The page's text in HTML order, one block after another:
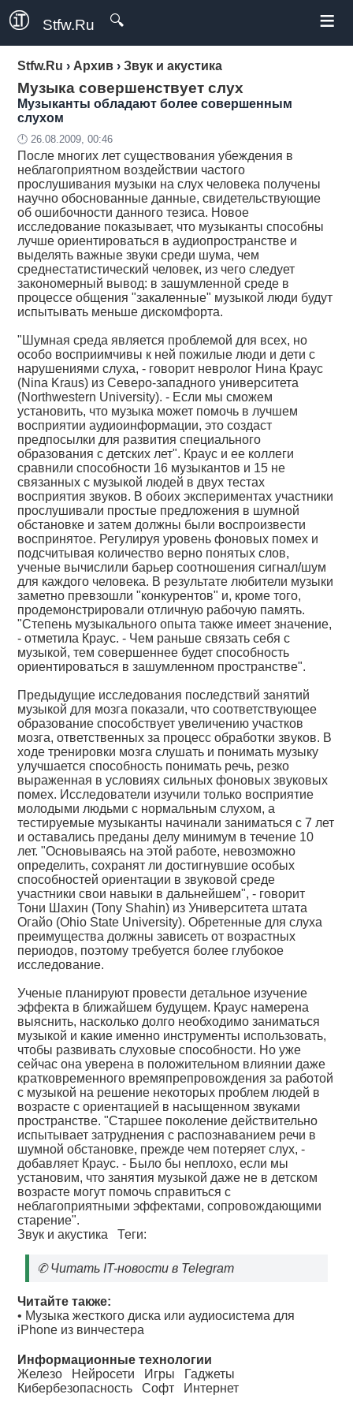
Stfw.Ru 🔍 ≡
Stfw.Ru › Архив ›Звук и акустика
Музыка совершенствует слух
Музыканты обладают более совершенным
слухом
🕛 26.08.2009, 00:46
После многих лет существования убеждения в
неблагоприятном воздействии частого
прослушивания музыки на слух человека получены
научно обоснованные данные, свидетельствующие
об ошибочности данного тезиса. Новое
исследование показывает, что музыканты способны
лучше ориентироваться в аудиопространстве и
выделять важные звуки среди шума, чем
среднестатистический человек, из чего следует
закономерный вывод: в зашумленной среде в
процессе общения "закаленные" музыкой люди будут
испытывать меньше дискомфорта.
"Шумная среда является проблемой для всех, но
особо восприимчивы к ней пожилые люди и дети с
нарушениями слуха, - говорит невролог Нина Краус
(Nina Kraus) из Северо-западного университета
(Northwestern University). - Если мы сможем
установить, что музыка может помочь в лучшем
восприятии аудиоинформации, это создаст
предпосылки для развития специального
образования с детских лет". Краус и ее коллеги
сравнили способности 16 музыкантов и 15 не
связанных с музыкой людей в двух тестах
восприятия звуков. В обоих экспериментах участники
прослушивали простые предложения в шумной
обстановке и затем должны были воспроизвести
воспринятое. Регулируя уровень фоновых помех и
подсчитывая количество верно понятых слов,
ученые вычислили барьер соотношения сигнал/шум
для каждого человека. В результате любители музыки
заметно превзошли "конкурентов" и, кроме того,
продемонстрировали отличную рабочую память.
"Степень музыкального опыта также имеет значение,
- отметила Краус. - Чем раньше связать себя с
музыкой, тем совершеннее будет способность
ориентироваться в зашумленном пространстве".
Предыдущие исследования последствий занятий
музыкой для мозга показали, что соответствующее
образование способствует увеличению участков
мозга, ответственных за процесс обработки звуков. В
ходе тренировки мозга слушать и понимать музыку
улучшается способность понимать речь, резко
выраженная в условиях сильных фоновых звуковых
помех. Исследователи изучили только восприятие
молодыми людьми с нормальным слухом, а
тестируемые музыканты начинали заниматься с 7 лет
и оставались преданы делу минимум в течение 10
лет. "Основываясь на этой работе, невозможно
определить, сохранят ли достигнувшие особых
способностей ориентации в звуковой среде
участники свои навыки в дальнейшем", - говорит
Тони Шахин (Tony Shahin) из Университета штата
Огайо (Ohio State University). Обретенные для слуха
преимущества должны зависеть от возрастных
периодов, поэтому требуется более глубокое
исследование.
Ученые планируют провести детальное изучение
эффекта в ближайшем будущем. Краус намерена
выяснить, насколько долго необходимо заниматься
музыкой и какие именно инструменты использовать,
чтобы развивать слуховые способности. Но уже
сейчас она уверена в положительном влиянии даже
кратковременного времяпрепровождения за работой
с музыкой на решение некоторых проблем людей в
возрасте с ориентацией в насыщенном звуками
пространстве. "Старшее поколение действительно
испытывает затруднения с распознаванием речи в
шумной обстановке, прежде чем потеряет слух, -
добавляет Краус. - Было бы неплохо, если мы
установим, что занятия музыкой даже не в детском
возрасте могут помочь справиться с
неблагоприятными эффектами, сопровождающими
старение".
Звук и акустика Теги:
✆Читать IT-новости в Telegram
Читайте также:
• Музыка жесткого диска или аудиосистема для
iPhone из винчестера
Информационные технологии
Железо
Нейросети Игры
Гаджеты
Кибербезопасность
Софт Интернет